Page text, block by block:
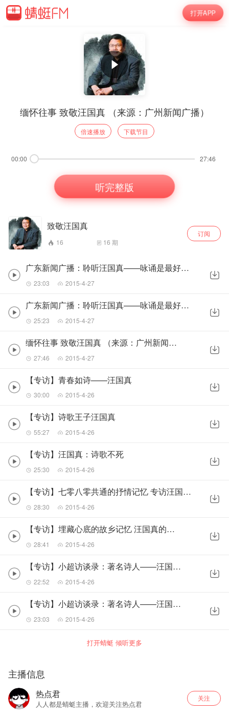
打开APP
缅怀往事 致敬汪国真 （来源：广州新闻广播）
倍速播放 下载节目
00:00 27:46
听完整版
致敬汪国真
16 16 期
订阅
广东新闻广播：聆听汪国真——咏诵是最好的怀念（上）
23:03 2015-4-27
广东新闻广播：聆听汪国真——咏诵是最好的怀念（下）
25:23 2015-4-27
缅怀往事 致敬汪国真 （来源：广州新闻广播）
27:46 2015-4-27
【专访】青春如诗——汪国真
30:00 2015-4-26
【专访】诗歌王子汪国真
55:27 2015-4-26
【专访】汪国真：诗歌不死
25:30 2015-4-26
【专访】七零八零共通的抒情记忆 专访汪国真山高路远
28:30 2015-4-26
【专访】埋藏心底的故乡记忆 汪国真的半路历程
28:41 2015-4-26
【专访】小超访谈录：著名诗人——汪国真（上）
22:52 2015-4-26
【专访】小超访谈录：著名诗人——汪国真（下）
23:03 2015-4-26
打开蜻蜓 倾听更多
主播信息
热点君
人人都是蜻蜓主播，欢迎关注热点君
关注